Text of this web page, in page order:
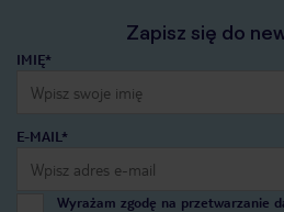
Zapisz się do
IMIĘ*
E-MAIL*
Wyrażam zgodę na przetwarzanie